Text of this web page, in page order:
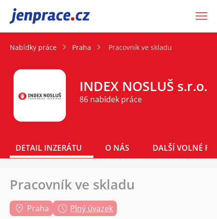
JenPráce.cz
Nabídky práce Praha Pracovník ve skladu
INDEX NOSLUŠ s.r.o.
86 nabídek práce
DETAIL INZERÁTU O NÁS DALŠÍ VOLNÉ
Pracovník ve skladu
Praha Plný úvazek